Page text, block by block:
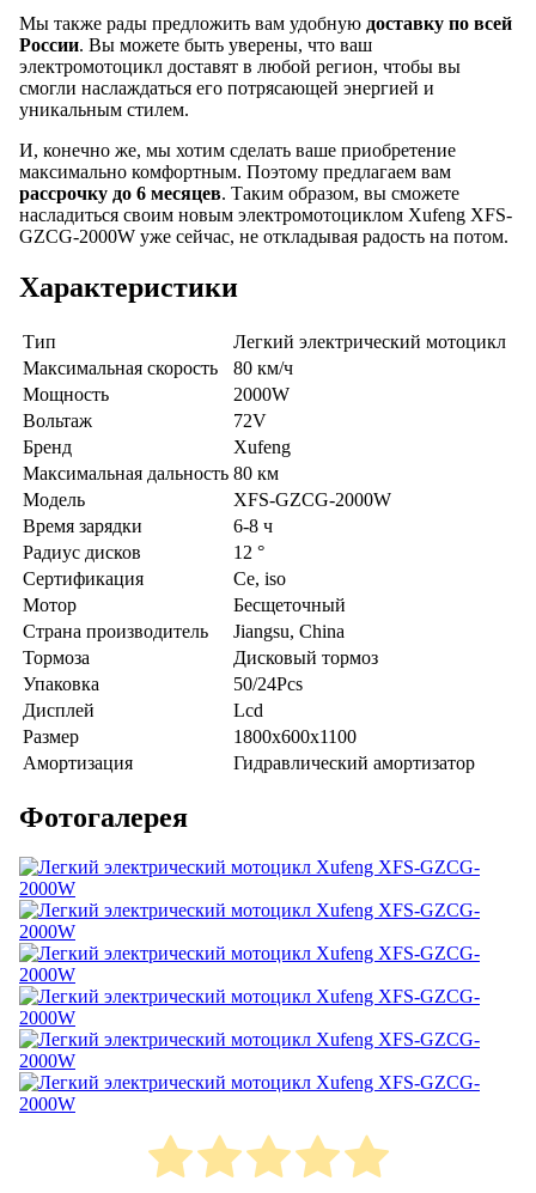
Мы также рады предложить вам удобную доставку по всей
России. Вы можете быть уверены, что ваш
электромотоцикл доставят в любой регион, чтобы вы
смогли наслаждаться его потрясающей энергией и
уникальным стилем.
И, конечно же, мы хотим сделать ваше приобретение
максимально комфортным. Поэтому предлагаем вам
рассрочку до 6 месяцев. Таким образом, вы сможете
насладиться своим новым электромотоциклом Xufeng XFS-
GZCG-2000W уже сейчас, не откладывая радость на потом.
Характеристики
Тип
Легкий электрический мотоцикл
Максимальная скорость
80 км/ч
Мощность
2000W
Вольтаж
72V
Бренд
Xufeng
Максимальная дальность 80 км
Модель
XFS-GZCG-2000W
Время зарядки
6-8 ч
Радиус дисков
12 °
Сертификация
Ce, iso
Мотор
Бесщеточный
Страна производитель
Jiangsu, China
Тормоза
Дисковый тормоз
Упаковка
50/24Pcs
Дисплей
Lcd
Размер
1800x600x1100
Амортизация
Гидравлический амортизатор
Фотогалерея